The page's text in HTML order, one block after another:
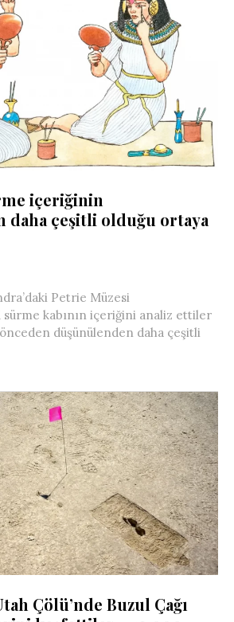
içeriğinin
daha çeşitli olduğu ortaya
Petrie Müzesi
sürme kabının içeriğini analiz ettiler
düşünülenden daha çeşitli
Çölü’nde Buzul Çağı